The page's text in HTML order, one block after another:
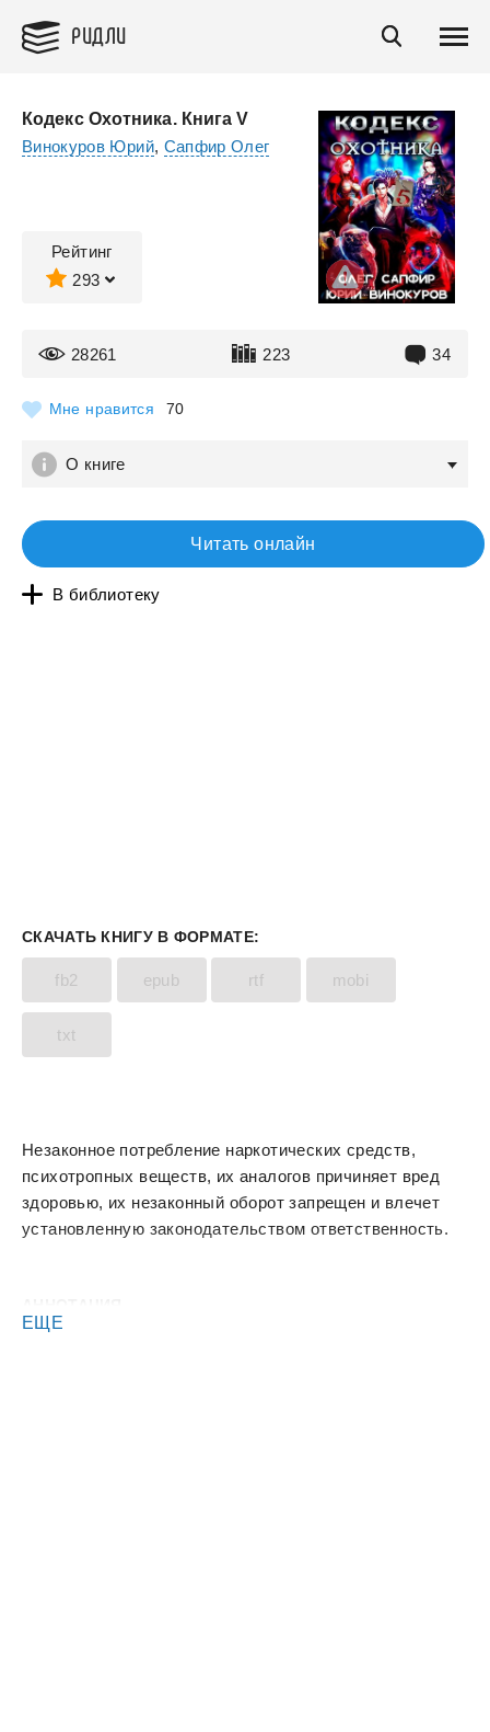
РИДЛИ
Кодекс Охотника. Книга V
Винокуров Юрий, Сапфир Олег
Рейтинг
293
28261 223 34
Мне нравится 70
О книге
Читать онлайн
В библиотеку
СКАЧАТЬ КНИГУ В ФОРМАТЕ:
fb2 epub rtf mobi
txt
Незаконное потребление наркотических средств,
психотропных веществ, их аналогов причиняет вред
здоровью, их незаконный оборот запрещен и влечет
установленную законодательством ответственность.
Эпицентры активизировались по всей планете,
ЕЩЕ